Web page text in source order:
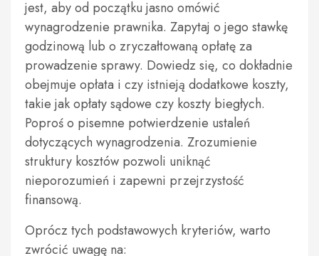
jest, aby od początku jasno omówić
wynagrodzenie prawnika. Zapytaj o jego stawkę
godzinową lub o zryczałtowaną opłatę za
prowadzenie sprawy. Dowiedz się, co dokładnie
obejmuje opłata i czy istnieją dodatkowe koszty,
takie jak opłaty sądowe czy koszty biegłych.
Poproś o pisemne potwierdzenie ustaleń
dotyczących wynagrodzenia. Zrozumienie
struktury kosztów pozwoli uniknąć
nieporozumień i zapewni przejrzystość
finansową.
Oprócz tych podstawowych kryteriów, warto
zwrócić uwagę na: